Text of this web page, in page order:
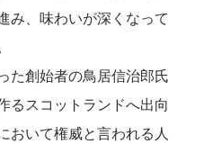
み、味わいが深くなって
た創始者の鳥居信治郎氏
るスコットランドへ出向
おいて権威と言われる人